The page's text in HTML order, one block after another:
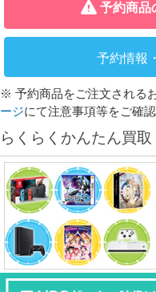
予約商品
予約情報
※ 予約商品をご注文される
ージにて注意事項等をご確認
らくらくかんたん買取